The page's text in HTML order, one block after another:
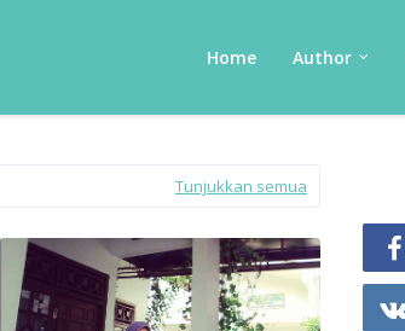
Home Author
Tunjukkan semua